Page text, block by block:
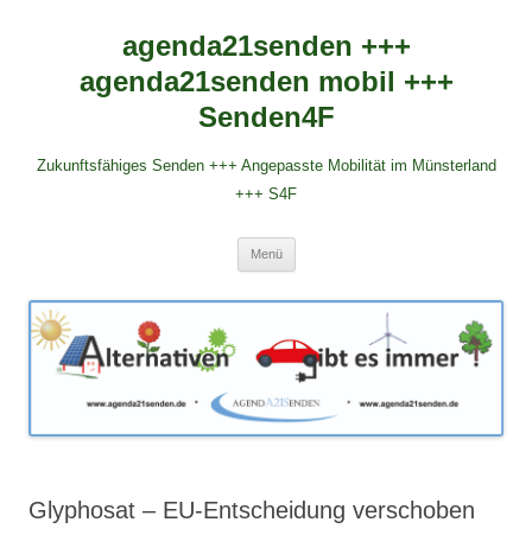
agenda21senden +++
agenda21senden mobil +++
Senden4F
Zukunftsfähiges Senden +++ Angepasste Mobilität im Münsterland
+++ S4F
Menü
Glyphosat – EU-Entscheidung verschoben